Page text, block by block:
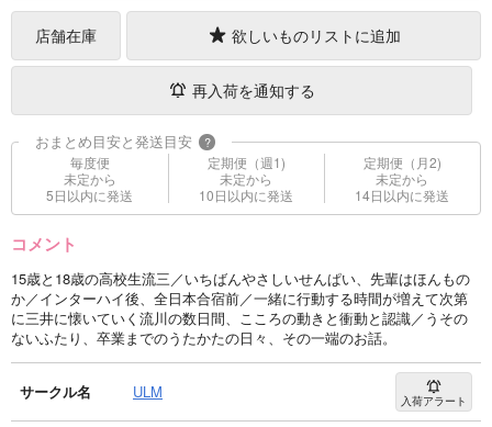
店舗在庫 欲しいものリストに追加
再入荷を通知する
おまとめ目安と発送目安 ?
毎度便
未定から
5日以内に発送
定期便（週1)
未定から
10日以内に発送
定期便（月2)
未定から
14日以内に発送
コメント
15歳と18歳の高校生流三／いちばんやさしいせんぱい、先輩はほんもの
か／インターハイ後、全日本合宿前／一緒に行動する時間が増えて次第
に三井に懐いていく流川の数日間、こころの動きと衝動と認識／うその
ないふたり、卒業までのうたかたの日々、その一端のお話。
サークル名 ULM 入荷アラート